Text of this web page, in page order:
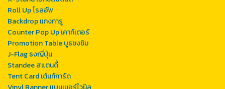
Roll Up โรลอัพ
Backdrop แกงการู
Counter Pop Up เคาท์เตอร์
Promotion Table บูธชงชิม
J-Flag ธงญี่ปุ่น
Standee สแตนดี้
Tent Card เต้นท์การ์ด